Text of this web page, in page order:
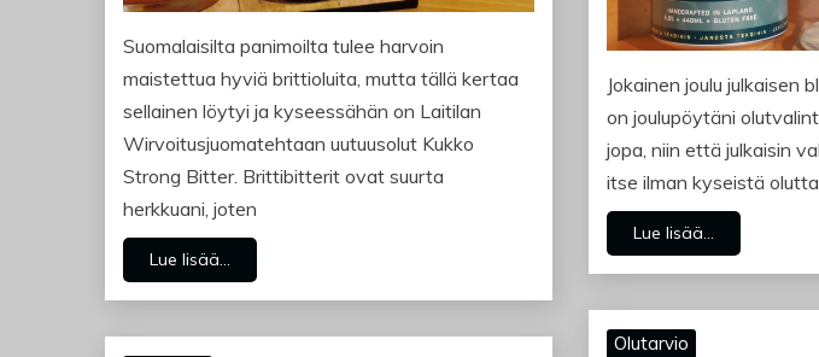
Suomalaisilta panimoilta tulee harvoin
maistettua hyviä brittioluita, mutta tällä kertaa
sellainen löytyi ja kyseessähän on Laitilan
Wirvoitusjuomatehtaan uutuusolut Kukko
Strong Bitter. Brittibitterit ovat suurta
herkkuani, joten
Lue lisää...
Jokainen joulu julkaisen
on joulupöytäni
jopa, niin että julkaisin
itse ilman kyseistä
Lue lisää...
Olutarvio